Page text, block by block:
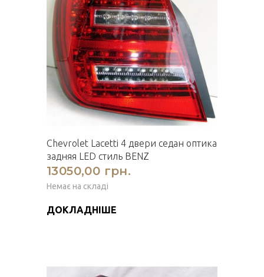
Chevrolet Lacetti 4 двери седан оптика
задняя LED стиль BENZ
13050,00 грн.
Немає на складі
ДОКЛАДНІШЕ